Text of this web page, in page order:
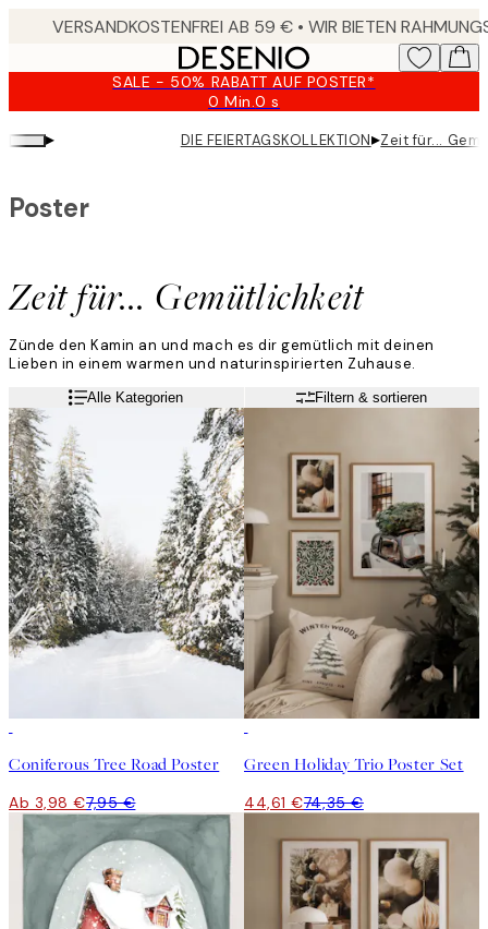
SALE - 50% RABATT AUF POSTER*
0 Min.0 s
Gültig
bis:
2026-
▸ DIE FEIERTAGSKOLLEKTION▸Zeit für...
Zeit für... Gemütlichkeit
Poster
Zünde den Kamin an und mach es dir gemütlich mit deinen
Lieben in einem warmen und naturinspirierten Zuhause.
WeiterlesenAlle Kategorien Filtern & sortieren
Coniferous Tree Road Poster
Ab 3,98 €7,95 €
Green Holiday Trio Poster Set
44,61 €74,35 €